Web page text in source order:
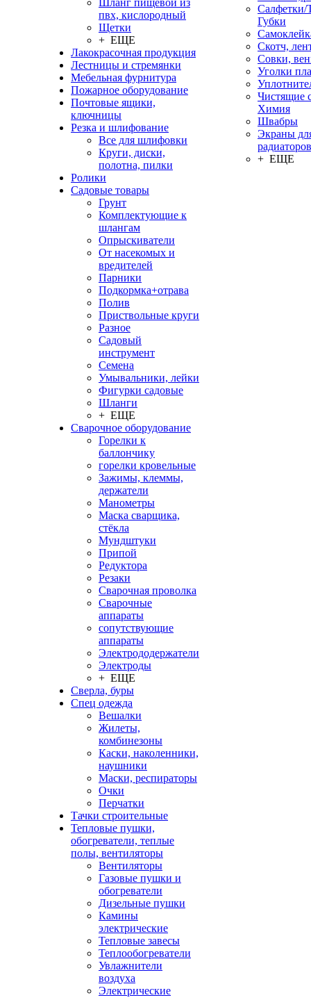
Шланг пищевой из
пвх, кислородный
Щетки
+ ЕЩЕ
Лакокрасочная продукция
Лестницы и стремянки
Мебельная фурнитура
Пожарное оборудование
Почтовые ящики,
ключницы
Резка и шлифование
Все для шлифовки
Круги, диски,
полотна, пилки
Ролики
Садовые товары
Грунт
Комплектующие к
шлангам
Опрыскиватели
От насекомых и
вредителей
Парники
Подкормка+отрава
Полив
Приствольные круги
Разное
Садовый
инструмент
Семена
Умывальники, лейки
Фигурки садовые
Шланги
+ ЕЩЕ
Сварочное оборудование
Горелки к
баллончику
горелки кровельные
Зажимы, клеммы,
держатели
Манометры
Маска сварщика,
стёкла
Мундштуки
Припой
Редуктора
Резаки
Сварочная проволка
Сварочные
аппараты
сопутствующие
аппараты
Электрододержатели
Электроды
+ ЕЩЕ
Сверла, буры
Спец одежда
Вешалки
Жилеты,
комбинезоны
Каски, наколенники,
наушники
Маски, респираторы
Очки
Перчатки
Тачки строительные
Тепловые пушки,
обогреватели, теплые
полы, вентиляторы
Вентиляторы
Газовые пушки и
обогреватели
Дизельные пушки
Камины
электрические
Тепловые завесы
Теплообогреватели
Увлажнители
воздуха
Электрические
Салфетки/
Губки
Скотч,
Совки,
Уголки
Чистящие
Химия
Швабры
Экраны
радиаторов
+ ЕЩЕ